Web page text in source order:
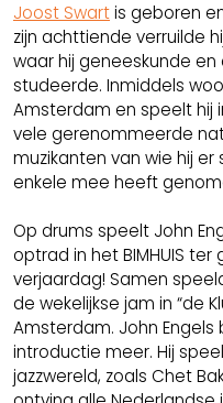
Joost Swartis geboren
zijn achttiende verruilde
waar hij geneeskunde
studeerde. Inmiddels
Amsterdam en speelt hij
vele gerenommeerde
muzikanten van wie hij
enkele mee heeft
Op drums speelt John
optrad in het BIMHUIS
verjaardag! Samen
de wekelijkse jam in “de
Amsterdam. John
introductie meer. Hij
jazzwereld, zoals Chet